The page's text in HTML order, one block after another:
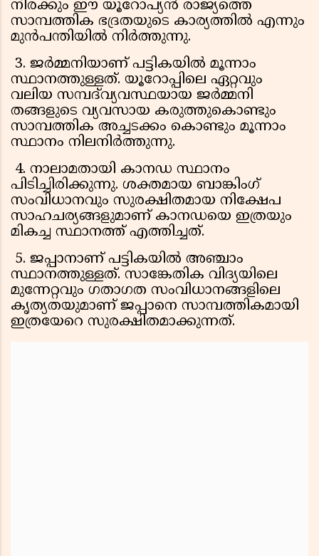
നിരക്കും ഈ യൂറോപ്യൻ രാജ്യത്തെ
സാമ്പത്തിക ഭദ്രതയുടെ കാര്യത്തിൽ എന്നും
മുൻപന്തിയിൽ നിർത്തുന്നു.
3. ജർമ്മനിയാണ് പട്ടികയിൽ മൂന്നാം
സ്ഥാനത്തുള്ളത്. യൂറോപ്പിലെ ഏറ്റവും
വലിയ സമ്പദ്‌വ്യവസ്ഥയായ ജർമ്മനി
തങ്ങളുടെ വ്യവസായ കരുത്തുകൊണ്ടും
സാമ്പത്തിക അച്ചടക്കം കൊണ്ടും മൂന്നാം
സ്ഥാനം നിലനിർത്തുന്നു.
4. നാലാമതായി കാനഡ സ്ഥാനം
പിടിച്ചിരിക്കുന്നു. ശക്തമായ ബാങ്കിംഗ്
സംവിധാനവും സുരക്ഷിതമായ നിക്ഷേപ
സാഹചര്യങ്ങളുമാണ് കാനഡയെ ഇത്രയും
മികച്ച സ്ഥാനത്ത് എത്തിച്ചത്.
5. ജപ്പാനാണ് പട്ടികയിൽ അഞ്ചാം
സ്ഥാനത്തുള്ളത്. സാങ്കേതിക വിദ്യയിലെ
മുന്നേറ്റവും ഗതാഗത സംവിധാനങ്ങളിലെ
കൃത്യതയുമാണ് ജപ്പാനെ സാമ്പത്തികമായി
ഇത്രയേറെ സുരക്ഷിതമാക്കുന്നത്.